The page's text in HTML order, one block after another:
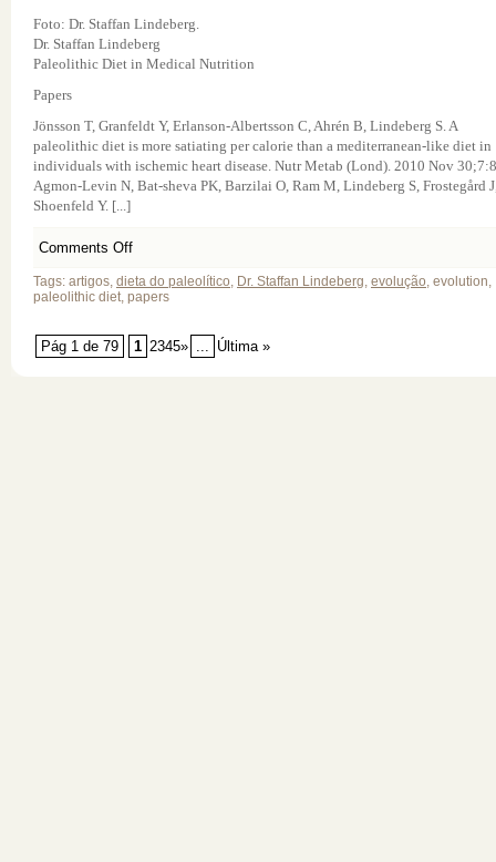
Foto: Dr. Staffan Lindeberg.
Dr. Staffan Lindeberg
Paleolithic Diet in Medical Nutrition
Papers
Jönsson T, Granfeldt Y, Erlanson-Albertsson C, Ahrén B, Lindeberg S. A
paleolithic diet is more satiating per calorie than a mediterranean-like diet in
individuals with ischemic heart disease. Nutr Metab (Lond). 2010 Nov
Agmon-Levin N, Bat-sheva PK, Barzilai O, Ram M, Lindeberg S, Frostegård
Shoenfeld Y. [...]
Comments Off
Tags: artigos, dieta do paleolítico, Dr. Staffan Lindeberg, evolução, evolution,
paleolithic diet, papers
Pág 1 de 79 1 2345» ... Última »